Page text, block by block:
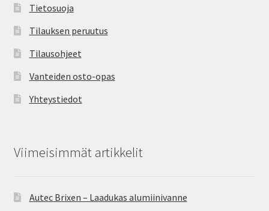
Tietosuoja
Tilauksen peruutus
Tilausohjeet
Vanteiden osto-opas
Yhteystiedot
Viimeisimmät artikkelit
Autec Brixen – Laadukas alumiinivanne